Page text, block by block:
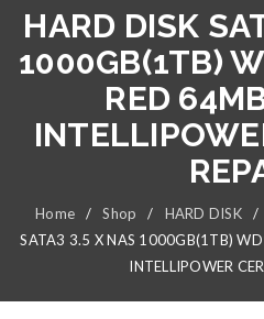
HARD DISK
1000GB(1TB)
RED
Home / Shop / HARD DISK /
SATA3 3.5 X NAS 1000GB(1TB)
INTELLIPOWER